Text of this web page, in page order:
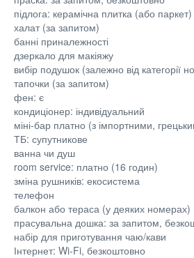
підлога: керамічна плитка (або паркет)
халат (за запитом)
банні приналежності
дзеркало для макіяжу
вибір подушок (залежно від категорії
тапочки (за запитом)
фен: є
кондиціонер: індивідуальний
міні-бар платно (з імпортними,
ТБ: супутникове
ванна чи душ
room service: платно (16 годин)
зміна рушників: екосистема
телефон
балкон або тераса (у деяких номерах)
прасувальна дошка: за запитом,
набір для приготування чаю/кави
Інтернет: Wi-Fi, безкоштовно